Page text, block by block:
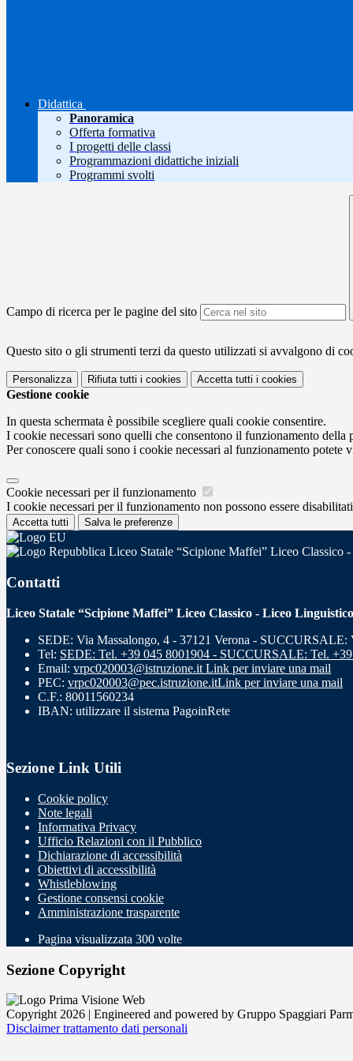
Didattica
Panoramica
Offerta formativa
I progetti delle classi
Programmazioni didattiche iniziali
Programmi svolti
Campo di ricerca per le pagine del sito
Questo sito o gli strumenti terzi da questo utilizzati si avvalgono di
Personalizza Rifiuta tutti i cookies Accetta tutti i cookies
Gestione cookie
In questa schermata è possibile scegliere quali cookie consentire.
I cookie necessari sono quelli che consentono il funzionamento
Per conoscere quali sono i cookie necessari al funzionamento potete
Cookie necessari per il funzionamento
I cookie necessari per il funzionamento non possono essere
Accetta tutti Salva le preferenze
Liceo Statale “Scipione Maffei” Liceo Classico
Contatti
Liceo Statale “Scipione Maffei” Liceo Classico - Liceo Linguistico
SEDE: Via Massalongo, 4 - 37121 Verona - SUCCURSALE:
Tel: SEDE: Tel. +39 045 8001904 - SUCCURSALE: Tel.
Email: vrpc020003@istruzione.it Link per inviare una mail
PEC: vrpc020003@pec.istruzione.itLink per inviare una mail
C.F.: 80011560234
IBAN: utilizzare il sistema PagoinRete
Sezione Link Utili
Cookie policy
Note legali
Informativa Privacy
Ufficio Relazioni con il Pubblico
Dichiarazione di accessibilità
Obiettivi di accessibilità
Whistleblowing
Gestione consensi cookie
Amministrazione trasparente
Pagina visualizzata 300 volte
Sezione Copyright
Copyright 2026 | Engineered and powered by Gruppo Spaggiari
Disclaimer trattamento dati personali